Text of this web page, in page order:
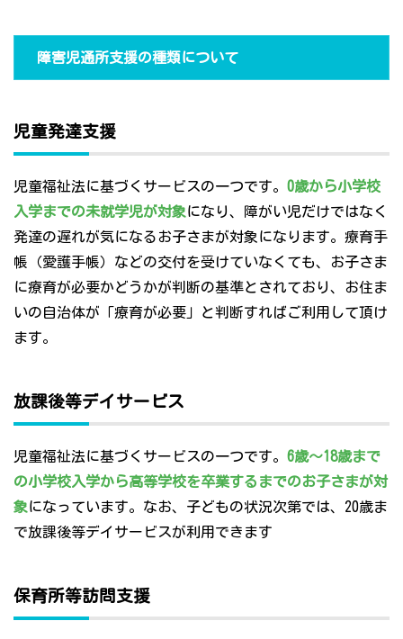
障害児通所支援の種類について
児童発達支援
児童福祉法に基づくサービスの一つです。 0歳から小学校
入学までの未就学児が対象になり、障がい児だけではなく
発達の遅れが気になるお子さまが対象になります。療育手
帳（愛護手帳）などの交付を受けていなくても、お子さま
に療育が必要かどうかが判断の基準とされており、お住ま
いの自治体が「療育が必要」と判断すればご利用して頂け
ます。
放課後等デイサービス
児童福祉法に基づくサービスの一つです。 6歳～18歳まで
の小学校入学から高等学校を卒業するまでのお子さまが対
象になっています。なお、子どもの状況次第では、20歳ま
で放課後等デイサービスが利用できます
保育所等訪問支援